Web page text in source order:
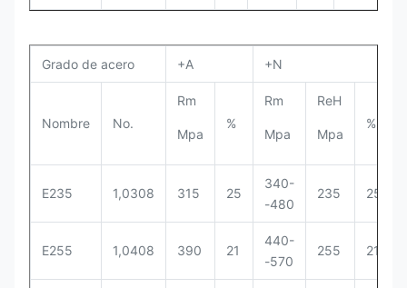
Grado de acero +A +N
Nombre No.
Rm
Mpa
%
Rm
Mpa
ReH
Mpa
%
E235 1,0308 315 25
340-
-480
235 25
E255 1,0408 390 21
440-
-570
255 21